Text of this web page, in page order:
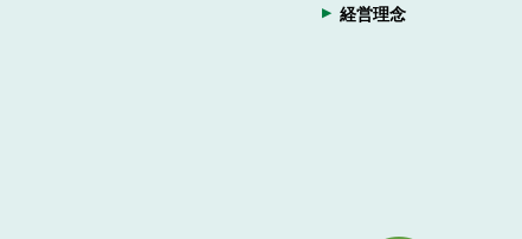
経営理念